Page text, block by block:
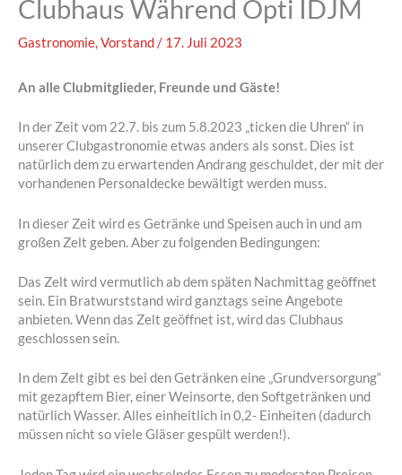
Clubhaus Während Opti IDJM
Gastronomie,Vorstand/ 17. Juli 2023
An alle Clubmitglieder, Freunde und Gäste!
In der Zeit vom 22.7. bis zum 5.8.2023 „ticken die Uhren“ in
unserer Clubgastronomie etwas anders als sonst. Dies ist
natürlich dem zu erwartenden Andrang geschuldet, der mit der
vorhandenen Personaldecke bewältigt werden muss.
In dieser Zeit wird es Getränke und Speisen auch in und am
großen Zelt geben. Aber zu folgenden Bedingungen:
Das Zelt wird vermutlich ab dem späten Nachmittag geöffnet
sein. Ein Bratwurststand wird ganztags seine Angebote
anbieten. Wenn das Zelt geöffnet ist, wird das Clubhaus
geschlossen sein.
In dem Zelt gibt es bei den Getränken eine „Grundversorgung“
mit gezapftem Bier, einer Weinsorte, den Softgetränken und
natürlich Wasser. Alles einheitlich in 0,2- Einheiten (dadurch
müssen nicht so viele Gläser gespült werden!).